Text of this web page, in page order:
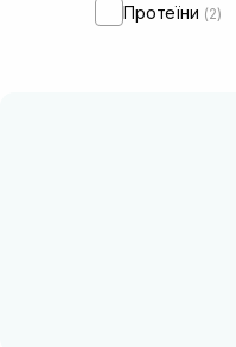
Протеїни (2)